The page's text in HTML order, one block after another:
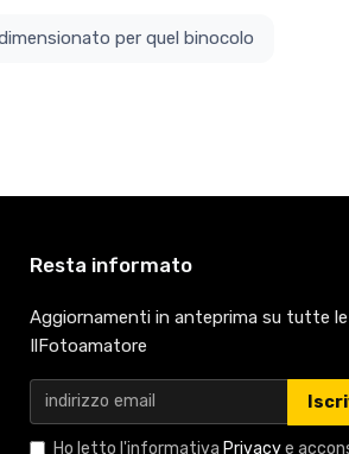
per quel binocolo
Resta informato
Aggiornamenti in anteprima su tutte
IlFotoamatore
Ho letto l'informativa Privacye